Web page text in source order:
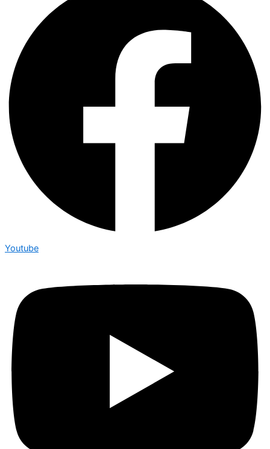
Youtube